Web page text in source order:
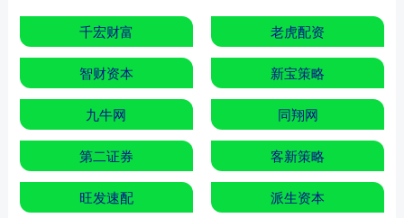
千宏财富 老虎配资
智财资本 新宝策略
九牛网 同翔网
第二证券 客新策略
旺发速配 派生资本